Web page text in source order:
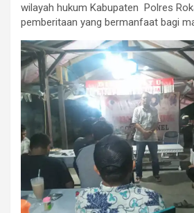
wilayah hukum Kabupaten Polres
pemberitaan yang bermanfaat bagi